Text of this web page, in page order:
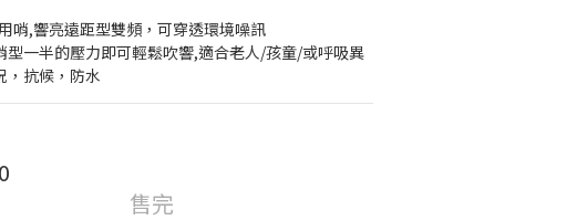
哨,響亮遠距型雙頻，可穿透環境噪訊
型一半的壓力即可輕鬆吹響,適合老人/孩童/或呼吸異
，抗候，防水
售完